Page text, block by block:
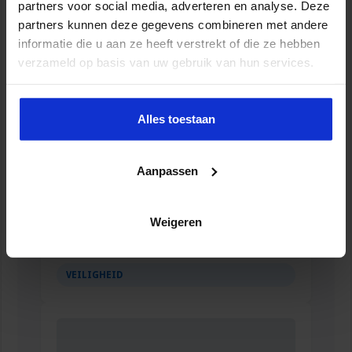
partners voor social media, adverteren en analyse. Deze
partners kunnen deze gegevens combineren met andere
informatie die u aan ze heeft verstrekt of die ze hebben
verzameld op basis van uw gebruik van hun services.
Alles toestaan
Aanpassen
Weigeren
Cursussen
Opleiding Coördinator nazorg ex-
VEILIGHEID